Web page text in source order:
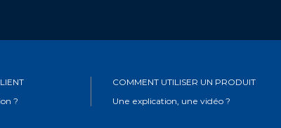
?
COMMENT UTILISER UN PRODUIT
Une explication, une vidéo ?